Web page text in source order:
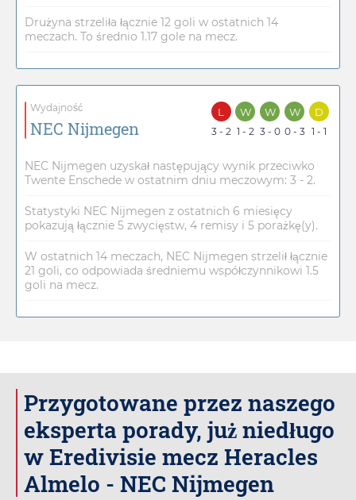
Drużyna strzeliła łącznie 12 goli w ostatnich 14
meczach. To średnio 1.17 gole na mecz.
Wydajność
NEC Nijmegen
L
3 - 2
W
1 - 2
W
3 - 0
W
0 - 3
D
1 - 1
NEC Nijmegen uzyskał następujący wynik przeciwko
Twente Enschede w ostatnim dniu meczowym: 3 - 2.
Statystyki NEC Nijmegen z ostatnich 6 miesięcy
pokazują łącznie 5 zwycięstw, 4 remisy i 5 porażkę(y).
W ostatnich 14 meczach, NEC Nijmegen strzelił łącznie
21 goli, co odpowiada średniemu współczynnikowi 1.5
goli na mecz.
Przygotowane przez naszego
eksperta porady, już niedługo
w Eredivisie mecz Heracles
Almelo - NEC Nijmegen